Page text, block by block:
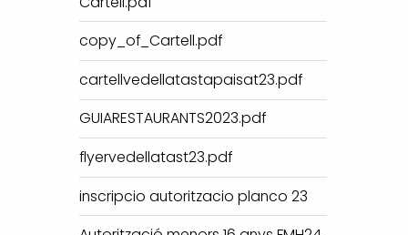
copy_of_Cartell.pdf
cartellvedellatastapaisat23.pdf
GUIARESTAURANTS2023.pdf
flyervedellatast23.pdf
inscripcio autoritzacio planco 23